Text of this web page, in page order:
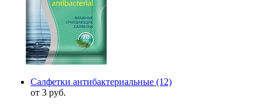
Салфетки антибактериальные (12)
от 3 руб.